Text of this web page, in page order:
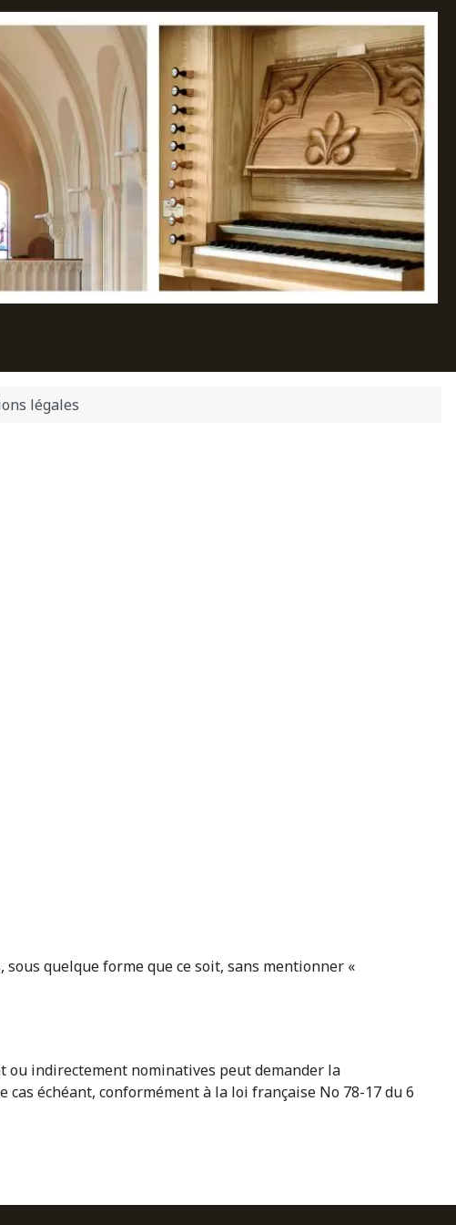
légales
quelque forme que ce soit, sans mentionner «
ou indirectement nominatives peut demander la
échéant, conformément à la loi française No 78-17 du 6